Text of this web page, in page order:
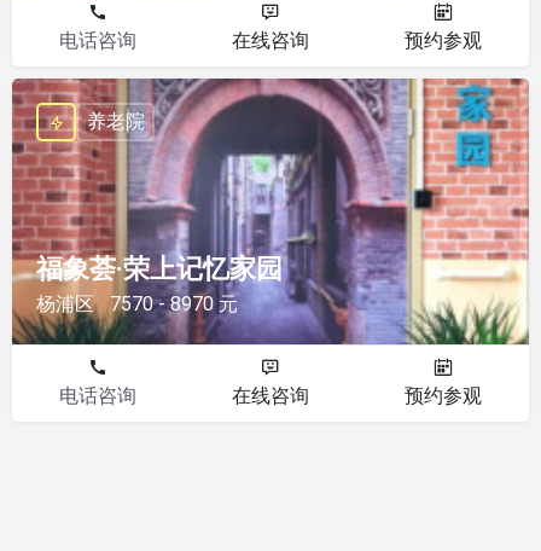
电话咨询 在线咨询 预约参观
福象荟·荣上记忆家园
杨浦区 7570 - 8970 元
养老院
电话咨询 在线咨询 预约参观